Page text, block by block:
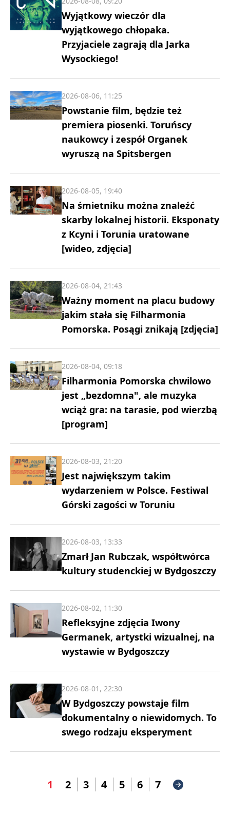
Wyjątkowy wieczór dla
wyjątkowego chłopaka.
Przyjaciele zagrają dla Jarka
Wysockiego!
Powstanie film, będzie też
premiera piosenki. Toruńscy
naukowcy i zespół Organek
wyruszą na Spitsbergen
2026-08-06, 11:25
Na śmietniku można znaleźć
skarby lokalnej historii. Eksponaty
z Kcyni i Torunia uratowane
[wideo, zdjęcia]
2026-08-05, 19:40
Ważny moment na placu budowy
jakim stała się Filharmonia
Pomorska. Posągi znikają [zdjęcia]
2026-08-04, 21:43
Filharmonia Pomorska chwilowo
jest „bezdomna", ale muzyka
wciąż gra: na tarasie, pod wierzbą
[program]
2026-08-04, 09:18
Jest największym takim
wydarzeniem w Polsce. Festiwal
Górski zagości w Toruniu
2026-08-03, 21:20
Zmarł Jan Rubczak, współtwórca
kultury studenckiej w Bydgoszczy
2026-08-03, 13:33
Refleksyjne zdjęcia Iwony
Germanek, artystki wizualnej, na
wystawie w Bydgoszczy
2026-08-02, 11:30
W Bydgoszczy powstaje film
dokumentalny o niewidomych. To
swego rodzaju eksperyment
2026-08-01, 22:30
1 2 3 4 5 6 7